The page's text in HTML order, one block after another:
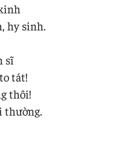
hy sinh.
sĩ
tát!
thôi!
thường.